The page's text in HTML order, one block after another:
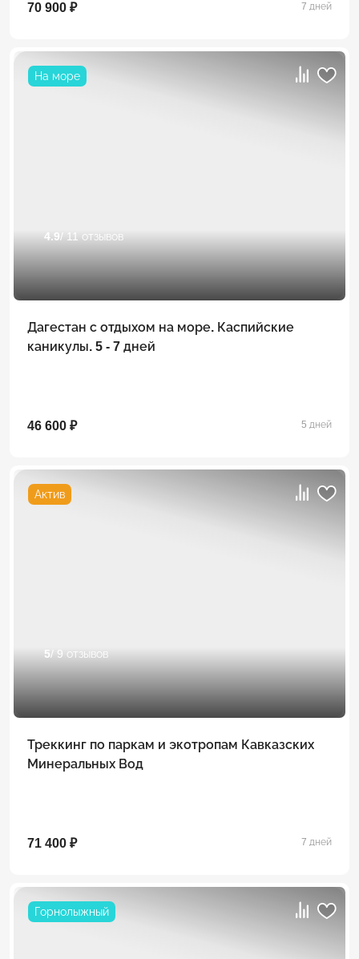
70 900 ₽ 7 дней
На море
4.9 / 11 отзывов
Дагестан с отдыхом на море. Каспийские
каникулы. 5 - 7 дней
46 600 ₽ 5 дней
Актив
5/ 9 отзывов
Треккинг по паркам и экотропам Кавказских
Минеральных Вод
71 400 ₽ 7 дней
Горнолыжный